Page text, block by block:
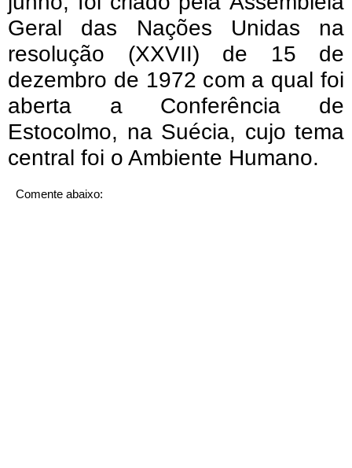
Geral das Nações Unidas na
resolução (XXVII) de 15 de
dezembro de 1972 com a qual foi
aberta a Conferência de
Estocolmo, na Suécia, cujo tema
central foi o Ambiente Humano.
Comente abaixo: